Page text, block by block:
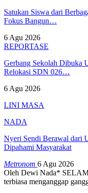
Satukan Siswa dari
Fokus Bangun…
6 Agu 2026
REPORTASE
Gerbang Sekolah Dibuka
Relokasi SDN 026…
6 Agu 2026
LINI MASA
NADA
Nyeri Sendi Berawal dari
Dipahami Masyarakat
Metronom 6 Agu 2026
Oleh Dewi Nada*
terbiasa menganggap